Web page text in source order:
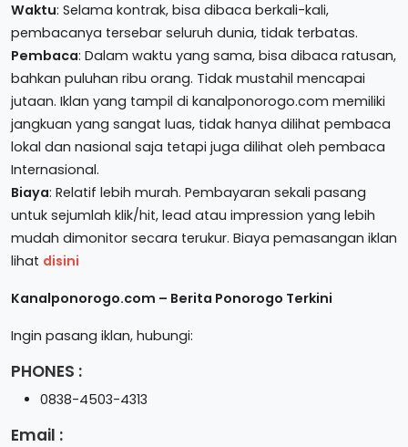
Waktu: Selama kontrak, bisa dibaca berkali-kali,
pembacanya tersebar seluruh dunia, tidak terbatas.
Pembaca: Dalam waktu yang sama, bisa dibaca ratusan,
bahkan puluhan ribu orang. Tidak mustahil mencapai
jutaan. Iklan yang tampil di kanalponorogo.com memiliki
jangkuan yang sangat luas, tidak hanya dilihat pembaca
lokal dan nasional saja tetapi juga dilihat oleh pembaca
Internasional.
Biaya: Relatif lebih murah. Pembayaran sekali pasang
untuk sejumlah klik/hit, lead atau impression yang lebih
mudah dimonitor secara terukur. Biaya pemasangan iklan
lihat disini
Kanalponorogo.com – Berita Ponorogo Terkini
Ingin pasang iklan, hubungi:
PHONES :
0838-4503-4313
Email :